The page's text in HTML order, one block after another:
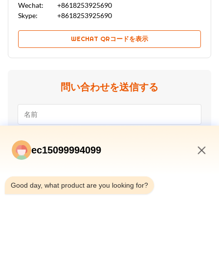
Wechat:
+8618253925690
Skype:
+8618253925690
WECHAT QRコードを表示
問い合わせを送信する
ec15099994099
Good day, what product are you looking for?